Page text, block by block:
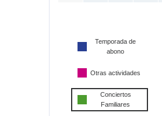
Temporada de
abono
Otras actividades
Conciertos
Familiares